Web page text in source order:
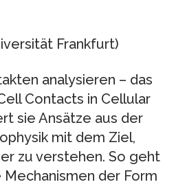
Frankfurt)
analysieren – das
Contacts in Cellular
sie Ansätze aus der
mit dem Ziel,
zu verstehen. So geht
der Form